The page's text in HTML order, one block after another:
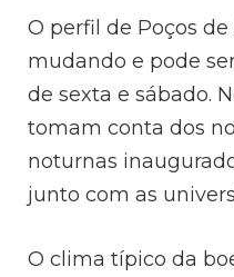
O perfil de Poços
mudando e pode
de sexta e sábado.
tomam conta dos
noturnas
junto com as
O clima típico da